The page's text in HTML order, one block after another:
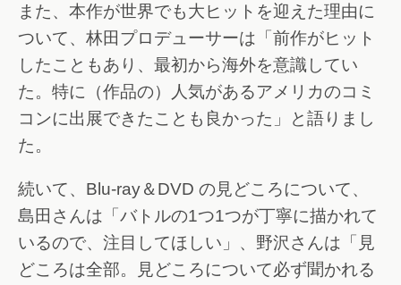
また、本作が世界でも大ヒットを迎えた理由に
ついて、林田プロデューサーは「前作がヒット
したこともあり、最初から海外を意識してい
た。特に（作品の）人気があるアメリカのコミ
コンに出展できたことも良かった」と語りまし
た。
続いて、Blu-ray＆DVD の見どころについて、
島田さんは「バトルの1つ1つが丁寧に描かれて
いるので、注目してほしい」、野沢さんは「見
どころは全部。見どころについて必ず聞かれる